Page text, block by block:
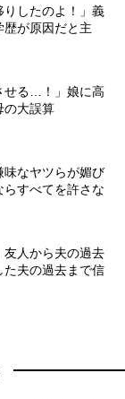
りしたのよ！」義
が原因だと主
せる…！」娘に高
の大誤算
なヤツらが媚び
すべてを許さな
友人から夫の過去
夫の過去まで信